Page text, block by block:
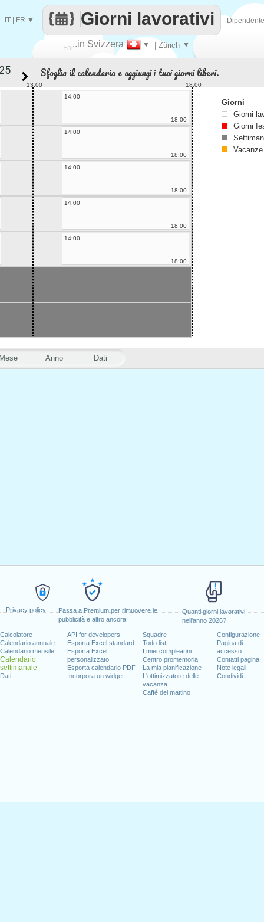
Privacy policy
Passa a Premium per rimuovere le
pubblicità e altro ancora
Quanti giorni lavorativi
nell'anno 2026?
Calcolatore
Calendario annuale
Calendario mensile
Calendario
settimanale
Dati
API for developers
Esporta Excel standard
Esporta Excel
personalizzato
Esporta calendario PDF
Incorpora un widget
Squadre
Todo list
I miei compleanni
Centro promemoria
La mia pianificazione
L'ottimizzatore delle
vacanza
Caffè del mattino
Configurazione
Pagina di
accesso
Contatti pagina
Note legali
Condividi
Fai..in Svizzera ▼ | Zürich ▼
Giorni lavorativi
IT| FR ▼
Anno Dati
Sfoglia il calendario e aggiungi i tuoi giorni liberi.
13:00
18:00
14:00
18:00
14:00
18:00
14:00
18:00
14:00
18:00
14:00
18:00
Giorni
Giorni
Giorni
Vacanze